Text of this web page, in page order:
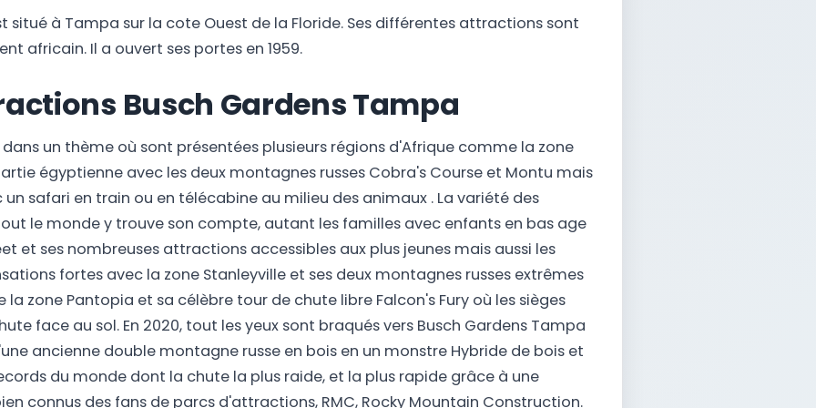
situé à Tampa sur la cote Ouest de la Floride. Ses différentes attractions sont
africain. Il a ouvert ses portes en 1959.
Busch Gardens Tampa
un thème où sont présentées plusieurs régions d'Afrique comme la zone
égyptienne avec les deux montagnes russes Cobra's Course et Montu mais
un safari en train ou en télécabine au milieu des animaux . La variété des
le monde y trouve son compte, autant les familles avec enfants en bas age
et ses nombreuses attractions accessibles aux plus jeunes mais aussi les
fortes avec la zone Stanleyville et ses deux montagnes russes extrêmes
la zone Pantopia et sa célèbre tour de chute libre Falcon's Fury où les sièges
face au sol. En 2020, tout les yeux sont braqués vers Busch Gardens Tampa
ancienne double montagne russe en bois en un monstre Hybride de bois et
du monde dont la chute la plus raide, et la plus rapide grâce à une
connus des fans de parcs d'attractions, RMC, Rocky Mountain Construction.